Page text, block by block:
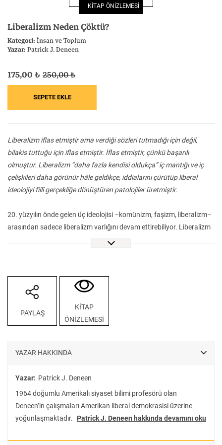
Felsefe Kesişimler
İnsan ve Toplum
Klasik Bilim
KİTAP ÖNİZLEMESİ
Liberalizm Neden Çöktü?
Kategori:İnsan ve Toplum
Yazar:Patrick J. Deneen
Liberalizm iflas etmiştir ama verdiği sözleri tutmadığı için değil,
bilakis tuttuğu için iflas etmiştir. İflas etmiştir, çünkü başarılı
olmuştur. Liberalizm “daha fazla kendisi oldukça” iç mantığı ve iç
çelişkileri daha görünür hâle geldikçe, iddialarını çürütüp liberal
ideolojiyi fiilî gerçekliğe dönüştüren patolojiler üretmiştir.
20. yüzyılın önde gelen üç ideolojisi –komünizm, faşizm, liberalizm–
arasından sadece liberalizm varlığını devam ettirebiliyor. Liberalizm
ideolojik açıdan tarafsızmış gibi davranmayı, hâkimiyeti altındaki
de uzun ömrünün bir sırrıdır. Liberalizm halkların eşitliğine vurgu
yapıyor, ama günümüzde başta Amerika Birleşik Devletleri olmak
üzere, liberal ülkelerde maddi eşitsizlik giderek artıyor. Liberalizm
bireyin özgürlüğüne dayanıyor, ama insanlık tarihinde görülmedik
şekilde tahakküm kuran bir kamu örgütlenmesi liberal politikaların
aristokrasiyi kabul etmiyor, ama küresel elitlerin dünya hâkimiyetini
Arapça, Japonca, Macarca gibi on iki dile çevrildi. Çağımızın en
175,00 ₺ 250,00 ₺
PAYLAŞ
KİTAP
ÖNİZLEMESİ
YAZAR HAKKINDA
Yazar: Patrick J. Deneen
1964 doğumlu Amerikalı siyaset bilimi profesörü olan
Deneen’in çalışmaları Amerikan liberal demokrasisi üzerine
yoğunlaşmaktadır.
Patrick J. Deneen hakkında devamını oku